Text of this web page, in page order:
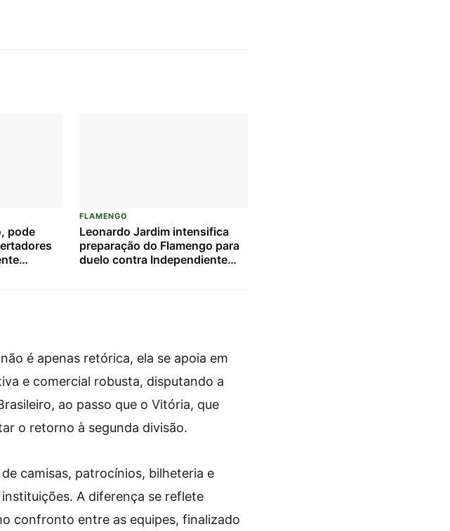
pode
FLAMENGO
Leonardo Jardim intensifica
preparação do Flamengo para
duelo contra Independiente
não é apenas retórica, ela se apoia em
e comercial robusta, disputando a
ao passo que o Vitória, que
o retorno à segunda divisão.
camisas, patrocínios, bilheteria e
A diferença se reflete
confronto entre as equipes, finalizado